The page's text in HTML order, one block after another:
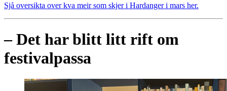
Sjå oversikta over kva meir som skjer i Hardanger i mars her.
– Det har blitt litt rift om
festivalpassa